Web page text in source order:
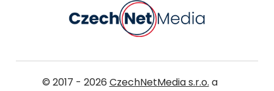
© 2017 - 2026 CzechNetMedia s.r.o. a